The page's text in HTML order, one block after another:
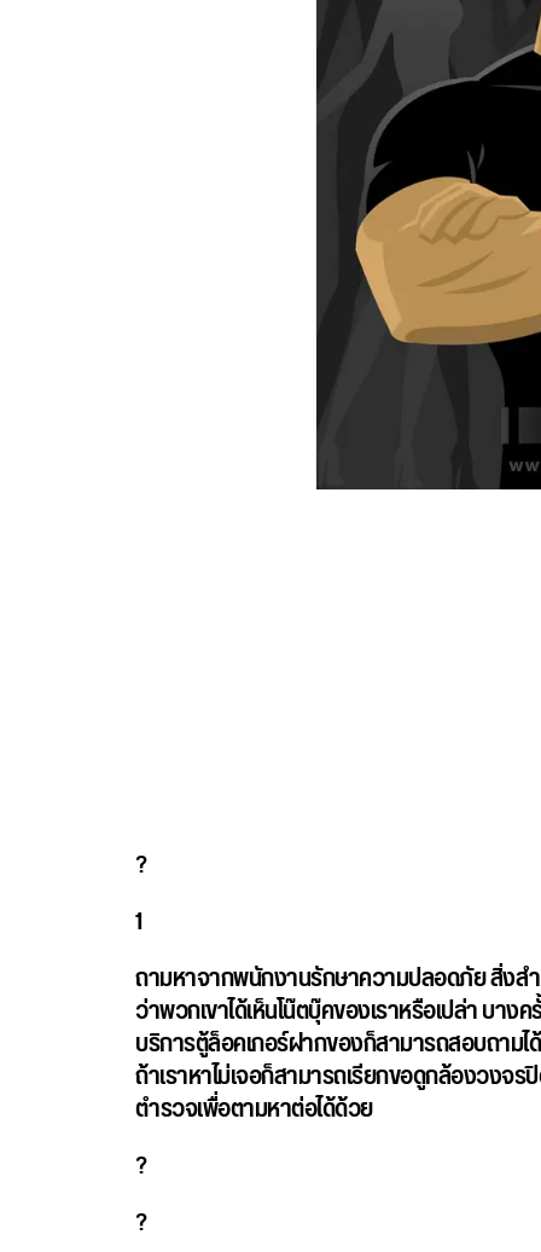
?
1
ถามหาจากพนักงานรักษาความปลอดภัยสิ่งส
ว่าพวกเขาได้เห็นโน๊ตบุ๊คของเราหรือเปล่า บาง
บริการตู้ล็อคเกอร์ฝากของก็สามารถสอบถามไ
ถ้าเราหาไม่เจอก็สามารถเรียกขอดูกล้องวงจร
ตำรวจเพื่อตามหาต่อได้ด้วย
?
?